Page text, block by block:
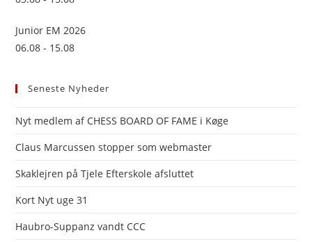
Junior EM 2026
06.08 - 15.08
Seneste Nyheder
Nyt medlem af CHESS BOARD OF FAME i Køge
Claus Marcussen stopper som webmaster
Skaklejren på Tjele Efterskole afsluttet
Kort Nyt uge 31
Haubro-Suppanz vandt CCC